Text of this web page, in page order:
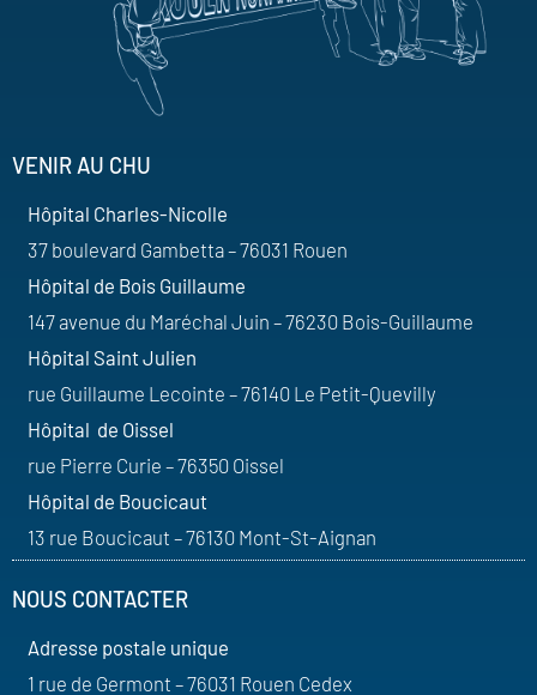
VENIR AU CHU
Hôpital Charles-Nicolle
37 boulevard Gambetta – 76031 Rouen
Hôpital de Bois Guillaume
147 avenue du Maréchal Juin – 76230 Bois-Guillaume
Hôpital Saint Julien
rue Guillaume Lecointe – 76140 Le Petit-Quevilly
Hôpital de Oissel
rue Pierre Curie – 76350 Oissel
Hôpital de Boucicaut
13 rue Boucicaut – 76130 Mont-St-Aignan
NOUS CONTACTER
Adresse postale unique
1 rue de Germont – 76031 Rouen Cedex